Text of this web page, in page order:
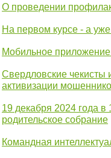
О проведении
На первом курсе - а
Мобильное
Свердловские
активизации
19 декабря 2024 года
родительское собрание
Командная